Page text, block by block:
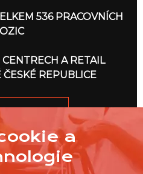
536 PRACOVNÍCH
A RETAIL
ČESKÉ REPUBLICE
NA TO
a